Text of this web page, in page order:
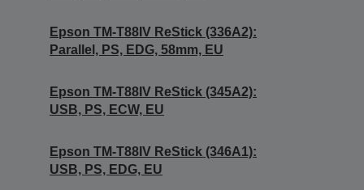
Epson TM-T88IV ReStick (336A2):
Parallel, PS, EDG, 58mm, EU
Epson TM-T88IV ReStick (345A2):
USB, PS, ECW, EU
Epson TM-T88IV ReStick (346A1):
USB, PS, EDG, EU